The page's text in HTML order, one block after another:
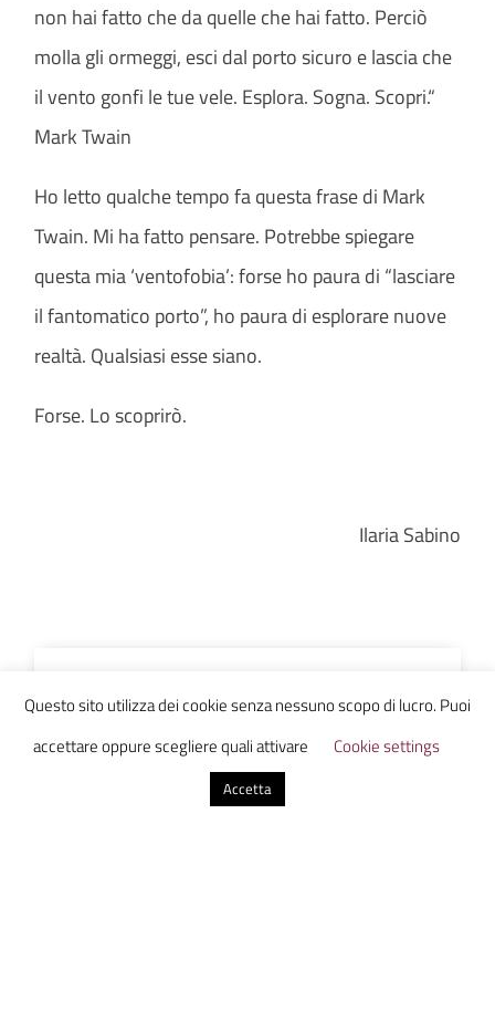
non hai fatto che da quelle che hai fatto. Perciò
molla gli ormeggi, esci dal porto sicuro e lascia che
il vento gonfi le tue vele. Esplora. Sogna. Scopri.“
Mark Twain
Ho letto qualche tempo fa questa frase di Mark
Twain. Mi ha fatto pensare. Potrebbe spiegare
questa mia ‘ventofobia’: forse ho paura di “lasciare
il fantomatico porto”, ho paura di esplorare nuove
realtà. Qualsiasi esse siano.
Forse. Lo scoprirò.
Ilaria Sabino
Ammazzacaffe
Questo sito utilizza dei cookie senza nessuno scopo di lucro. Puoi
accettare oppure scegliere quali attivare
Cookie settings
Accetta